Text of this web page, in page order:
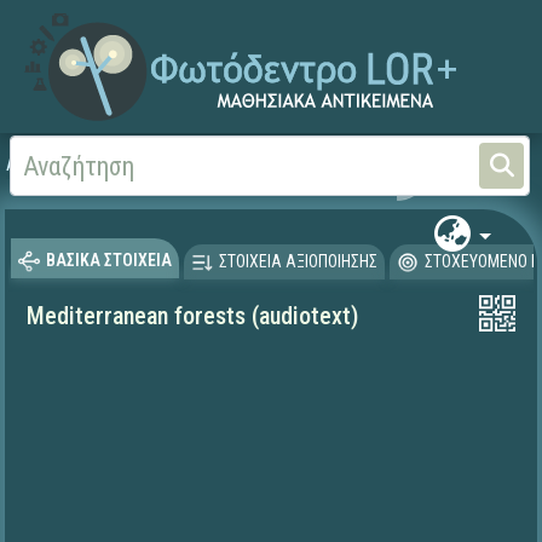
Αρχική Ξένες Γλώσσες -
ΒΑΣΙΚΑ ΣΤΟΙΧΕΙΑ ΣΤΟΙΧΕΙΑ ΑΞΙΟΠΟΙΗΣΗΣ ΣΤΟΧΕΥΟΜΕΝΟ
Mediterranean forests (audiotext)